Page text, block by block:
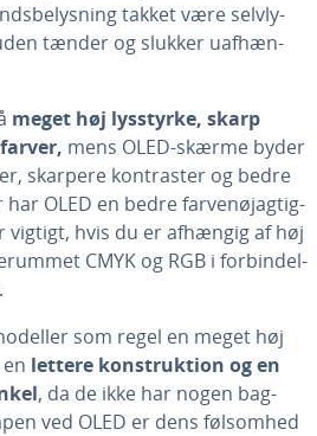
takket være selvly­
tænder og slukker uaf­hæn­
meget høj lysstyrke, skarp
mens OLED-skærme byder
skarpere kon­tra­ster og bedre
har OLED en bedre far­ve­nøj­ag­tig­
vigtigt, hvis du er afhængig af høj
CMYK og RGB i for­bin­del­
som regel en meget høj
lettere kon­struk­tion og en
, da de ikke har nogen bag­
ved OLED er dens følsomhed